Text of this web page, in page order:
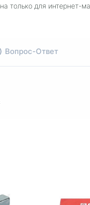
только для интернет-
Вопрос-Ответ